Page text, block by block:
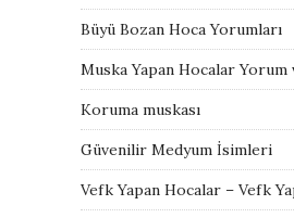
Büyü Bozan Hoca Yorumları
Muska Yapan Hocalar
Koruma muskası
Güvenilir Medyum İsimleri
Vefk Yapan Hocalar – Vefk